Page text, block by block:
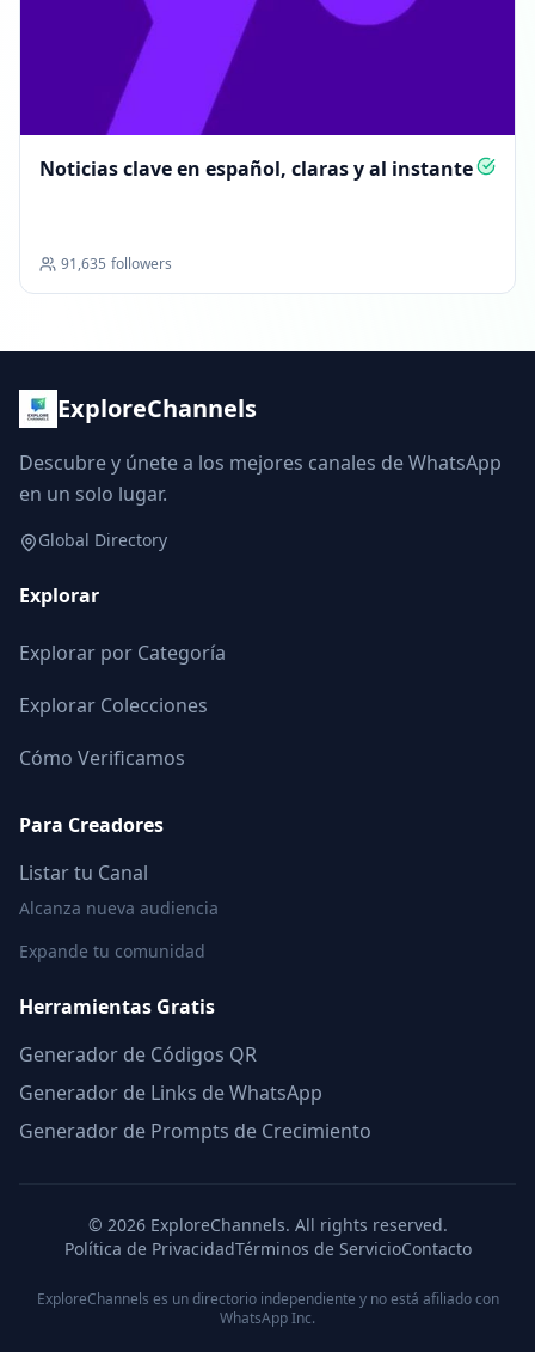
Noticias clave en español, claras y al instante
91,635 followers
ExploreChannels
Descubre y únete a los mejores canales de WhatsApp
en un solo lugar.
Global Directory
Explorar
Explorar por Categoría
Explorar Colecciones
Cómo Verificamos
Para Creadores
Listar tu Canal
Alcanza nueva audiencia
Expande tu comunidad
Herramientas Gratis
Generador de Códigos QR
Generador de Links de WhatsApp
Generador de Prompts de Crecimiento
© 2026ExploreChannels. All rights reserved.
Política de PrivacidadTérminos de ServicioContacto
ExploreChannels es un directorio independiente y no está afiliado con
WhatsApp Inc.